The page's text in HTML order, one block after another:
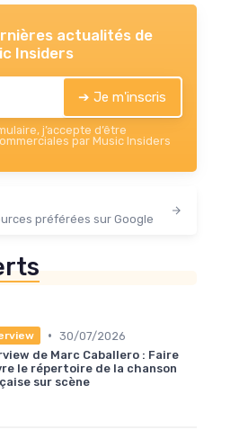
actualités de
Insiders
➔ Je m'inscris
j’accepte d’être
par Music Insiders
préférées sur Google
• 30/07/2026
de Marc Caballero : Faire
le répertoire de la chanson
sur scène